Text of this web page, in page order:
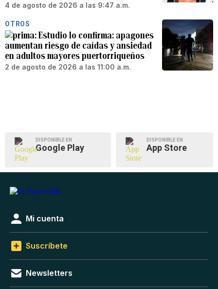
4 de agosto de 2026 a las 9:47 a.m.
OTROS
Estudio lo confirma: apagones
aumentan riesgo de caídas y ansiedad
en adultos mayores puertorriqueños
2 de agosto de 2026 a las 11:00 a.m.
DISPONIBLE EN
Google Play
DISPONIBLE EN
App Store
Mi cuenta
Suscríbete
Newsletters